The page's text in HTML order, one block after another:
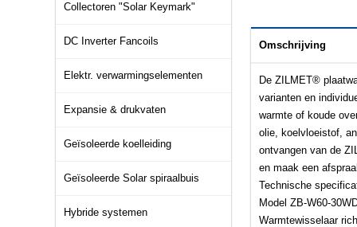
Collectoren "Solar Keymark"
DC Inverter Fancoils
Elektr. verwarmingselementen
Expansie & drukvaten
Geïsoleerde koelleiding
Geïsoleerde Solar spiraalbuis
Hybride systemen
Omschrijving
De ZILMET®
varianten en
warmte of koude
olie, koelvloeistof,
ontvangen van de
en maak een
Technische
Model ZB-W60-
Warmtewisselaar